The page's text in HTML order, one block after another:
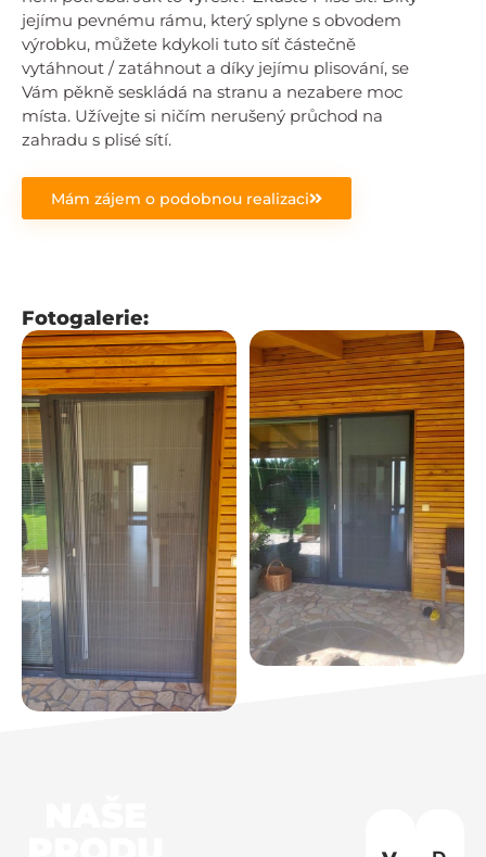
jejímu pevnému rámu, který splyne s obvodem
výrobku, můžete kdykoli tuto síť částečně
vytáhnout / zatáhnout a díky jejímu plisování, se
Vám pěkně seskládá na stranu a nezabere moc
místa. Užívejte si ničím nerušený průchod na
zahradu s plisé sítí.
Mám zájem o podobnou realizaci
Fotogalerie: